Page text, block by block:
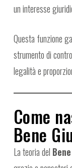
un interesse
Questa funzione
strumento di
legalità e
Come
Bene
La teoria del